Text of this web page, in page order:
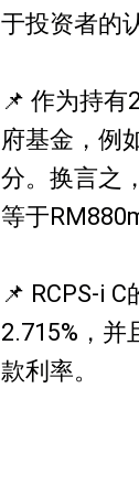
于投资者的
📌 作为持有
府基金，例
分。换言之
等于
📌 RCPS-i
2.715%，并
款利率。